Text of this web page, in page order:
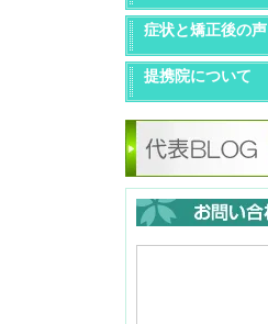
症状と矯正後の声
提携院について